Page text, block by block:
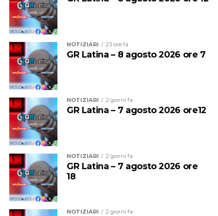
Nel 2025 Alessandro ha inoltre conseguito la
federale di Allenatore, che gli consente di guidare
formazioni d’Eccellenza e squadre senior fino alla Serie
B Nazionale, un ulteriore tassello nel suo percorso di
Una crescita costante che oggi la società sceglie di
mettere nuovamente al servizio del proprio settore
giovanile, con la convinzione che investire nelle persone
significhi investire nel futuro del club.
NOTIZIARI 23 ore fa
GR Latina – 8 agosto 2026 ore 7
NOTIZIARI 2 giorni fa
GR Latina – 7 agosto 2026 ore12
NOTIZIARI 2 giorni fa
GR Latina – 7 agosto 2026 ore
18
NOTIZIARI 2 giorni fa